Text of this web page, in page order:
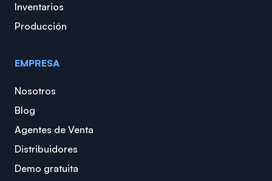
Inventarios
Producción
EMPRESA
Nosotros
Blog
Agentes de Venta
Distribuidores
Demo gratuita